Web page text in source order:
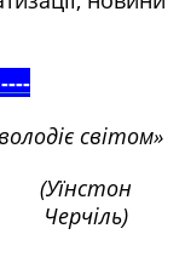
світом»
(Уїнстон
Черчіль)